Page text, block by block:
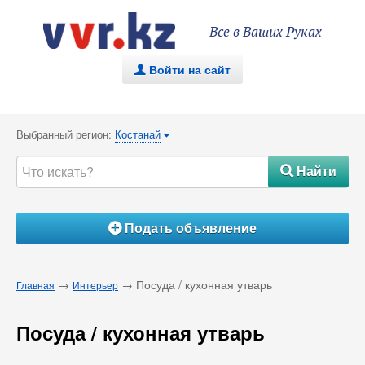
Все в Ваших Руках
. Войти на сайт
Выбранный регион: Костанай {
#Найти
ÁПодать объявление
Главная → Интерьер → Посуда / кухонная утварь
Посуда / кухонная утварь